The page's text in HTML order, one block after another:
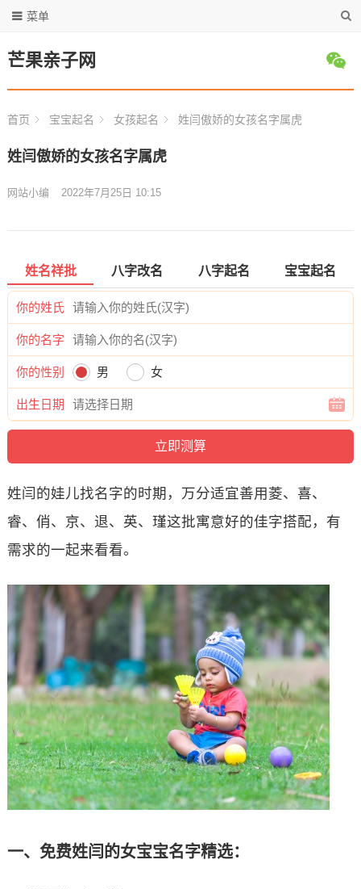
芒果亲子网
菜单
首页 宝宝起名 女孩起名 姓闫傲娇的女孩名字属虎
姓闫傲娇的女孩名字属虎
网站小编 2022年7月25日 10:15
姓名祥批 八字改名 八字起名 宝宝起名
你的姓氏
你的名字
你的性别 男 女
出生日期
姓闫的娃儿找名字的时期，万分适宜善用菱、喜、
睿、俏、京、退、英、瑾这批寓意好的佳字搭配，有
需求的一起来看看。
一、免费姓闫的女宝宝名字精选：